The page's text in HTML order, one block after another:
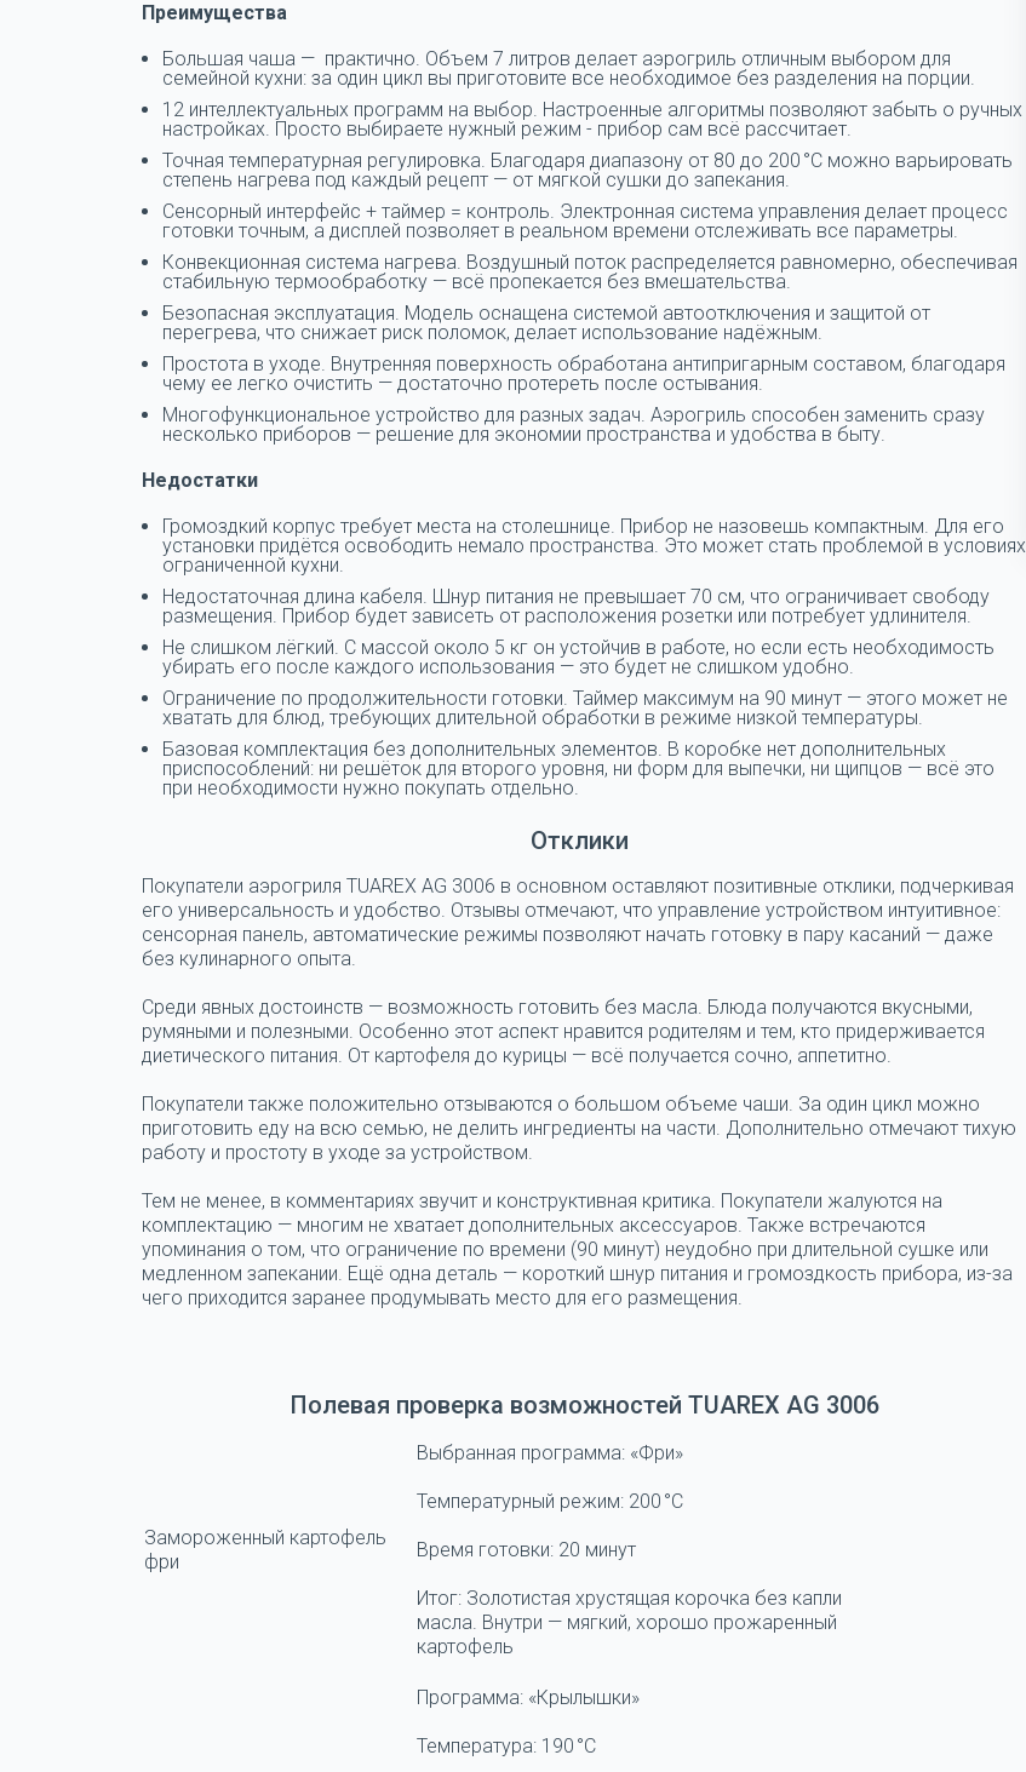
Преимущества
Большая чаша — практично. Объем 7 литров делает аэрогриль отличным выбором для
семейной кухни: за один цикл вы приготовите все необходимое без разделения на порции.
12 интеллектуальных программ на выбор. Настроенные алгоритмы позволяют забыть о ручных
настройках. Просто выбираете нужный режим - прибор сам всё рассчитает.
Точная температурная регулировка. Благодаря диапазону от 80 до 200 °C можно варьировать
степень нагрева под каждый рецепт — от мягкой сушки до запекания.
Сенсорный интерфейс + таймер = контроль. Электронная система управления делает процесс
готовки точным, а дисплей позволяет в реальном времени отслеживать все параметры.
Конвекционная система нагрева. Воздушный поток распределяется равномерно, обеспечивая
стабильную термообработку — всё пропекается без вмешательства.
Безопасная эксплуатация. Модель оснащена системой автоотключения и защитой от
перегрева, что снижает риск поломок, делает использование надёжным.
Простота в уходе. Внутренняя поверхность обработана антипригарным составом, благодаря
чему ее легко очистить — достаточно протереть после остывания.
Многофункциональное устройство для разных задач. Аэрогриль способен заменить сразу
несколько приборов — решение для экономии пространства и удобства в быту.
Недостатки
Громоздкий корпус требует места на столешнице. Прибор не назовешь компактным. Для его
установки придётся освободить немало пространства. Это может стать проблемой в условиях
ограниченной кухни.
Недостаточная длина кабеля. Шнур питания не превышает 70 см, что ограничивает свободу
размещения. Прибор будет зависеть от расположения розетки или потребует удлинителя.
Не слишком лёгкий. С массой около 5 кг он устойчив в работе, но если есть необходимость
убирать его после каждого использования — это будет не слишком удобно.
Ограничение по продолжительности готовки. Таймер максимум на 90 минут — этого может не
хватать для блюд, требующих длительной обработки в режиме низкой температуры.
Базовая комплектация без дополнительных элементов. В коробке нет дополнительных
приспособлений: ни решёток для второго уровня, ни форм для выпечки, ни щипцов — всё это
при необходимости нужно покупать отдельно.
Отклики
Покупатели аэрогриля TUAREX AG 3006 в основном оставляют позитивные отклики, подчеркивая
его универсальность и удобство. Отзывы отмечают, что управление устройством интуитивное:
сенсорная панель, автоматические режимы позволяют начать готовку в пару касаний — даже
без кулинарного опыта.
Среди явных достоинств — возможность готовить без масла. Блюда получаются вкусными,
румяными и полезными. Особенно этот аспект нравится родителям и тем, кто придерживается
диетического питания. От картофеля до курицы — всё получается сочно, аппетитно.
Покупатели также положительно отзываются о большом объеме чаши. За один цикл можно
приготовить еду на всю семью, не делить ингредиенты на части. Дополнительно отмечают тихую
работу и простоту в уходе за устройством.
Тем не менее, в комментариях звучит и конструктивная критика. Покупатели жалуются на
комплектацию — многим не хватает дополнительных аксессуаров. Также встречаются
упоминания о том, что ограничение по времени (90 минут) неудобно при длительной сушке или
медленном запекании. Ещё одна деталь — короткий шнур питания и громоздкость прибора, из-за
чего приходится заранее продумывать место для его размещения.
Полевая проверка возможностей TUAREX AG 3006
Замороженный картофель
фри
Выбранная программа: «Фри»
Температурный режим: 200 °C
Время готовки: 20 минут
Итог: Золотистая хрустящая корочка без капли
масла. Внутри — мягкий, хорошо прожаренный
картофель
Программа: «Крылышки»
Температура: 190 °C